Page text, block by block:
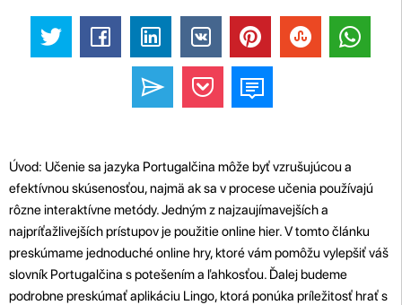
Úvod: Učenie sa jazyka Portugalčina môže byť vzrušujúcou a
efektívnou skúsenosťou, najmä ak sa v procese učenia používajú
rôzne interaktívne metódy. Jedným z najzaujímavejších a
najpríťažlivejších prístupov je použitie online hier. V tomto článku
preskúmame jednoduché online hry, ktoré vám pomôžu vylepšiť váš
slovník Portugalčina s potešením a ľahkosťou. Ďalej budeme
podrobne preskúmať aplikáciu Lingo, ktorá ponúka príležitosť hrať s